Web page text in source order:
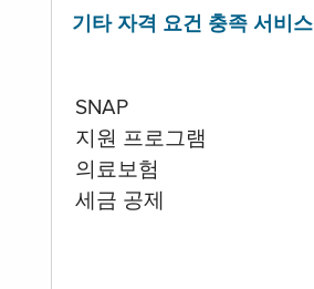
기타 자격 요건 충족 서비스
SNAP
지원 프로그램
의료보험
세금 공제